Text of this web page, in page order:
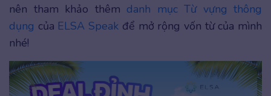
nên tham khảo thêm danh mục Từ vựng thông
dụng của ELSA Speak để mở rộng vốn từ của mình
nhé!